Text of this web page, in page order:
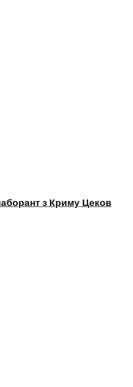
з Криму Цеков